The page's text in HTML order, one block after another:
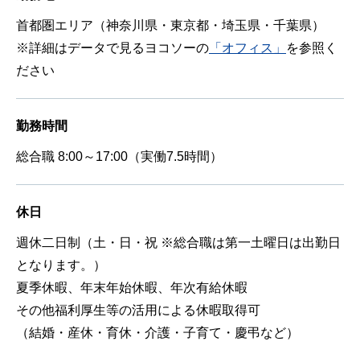
首都圏エリア（神奈川県・東京都・埼玉県・千葉県）
※詳細はデータで見るヨコソーの 「オフィス」
を参照く
ださい
勤務時間
総合職 8:00～17:00（実働7.5時間）
休日
週休二日制（土・日・祝 ※総合職は第一土曜日は出勤日
となります。）
夏季休暇、年末年始休暇、年次有給休暇
その他福利厚生等の活用による休暇取得可
（結婚・産休・育休・介護・子育て・慶弔など）